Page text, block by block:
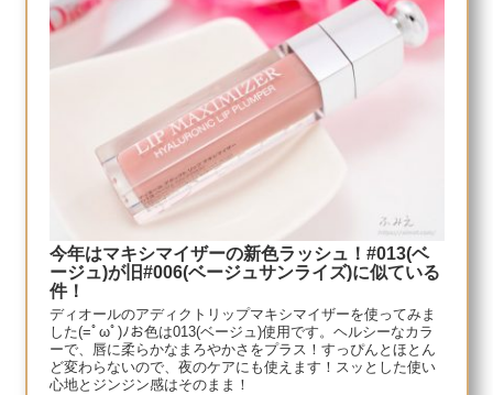
今年はマキシマイザーの新色ラッシュ！#013(ベ
ージュ)が旧#006(ベージュサンライズ)に似ている
件！
ディオールのアディクトリップマキシマイザーを使ってみま
した(=ﾟωﾟ)ﾉお色は013(ベージュ)使用です。ヘルシーなカラ
ーで、唇に柔らかなまろやかさをプラス！すっぴんとほとん
ど変わらないので、夜のケアにも使えます！スッとした使い
心地とジンジン感はそのまま！